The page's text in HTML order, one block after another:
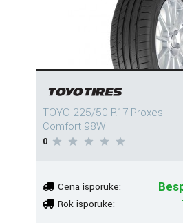
TOYO 225/50 R17 Proxes
Comfort 98W
0
Cena isporuke:
Rok isporuke: